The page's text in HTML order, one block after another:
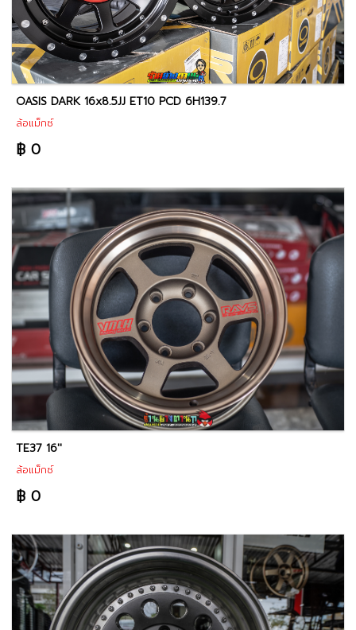
OASIS DARK 16x8.5JJ ET10 PCD 6H139.7
ล้อแม็กซ์
฿ 0
TE37 16''
ล้อแม็กซ์
฿ 0